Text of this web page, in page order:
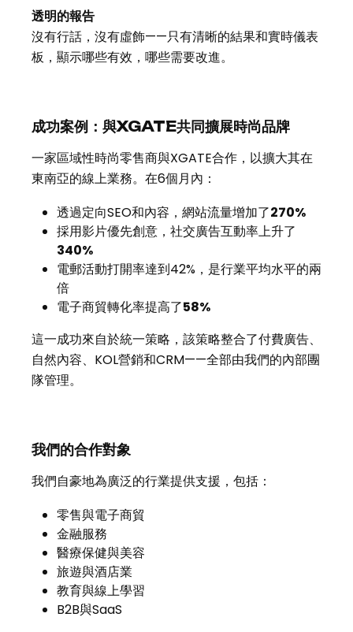
透明的報告
沒有行話，沒有虛飾——只有清晰的結果和實時儀表
板，顯示哪些有效，哪些需要改進。
成功案例：與XGATE共同擴展時尚品牌
一家區域性時尚零售商與XGATE合作，以擴大其在
東南亞的線上業務。在6個月內：
透過定向SEO和內容，網站流量增加了270%
採用影片優先創意，社交廣告互動率上升了
340%
電郵活動打開率達到42%，是行業平均水平的兩
倍
電子商貿轉化率提高了58%
這一成功來自於統一策略，該策略整合了付費廣告、
自然內容、KOL營銷和CRM——全部由我們的內部團
隊管理。
我們的合作對象
我們自豪地為廣泛的行業提供支援，包括：
零售與電子商貿
金融服務
醫療保健與美容
旅遊與酒店業
教育與線上學習
B2B與SaaS